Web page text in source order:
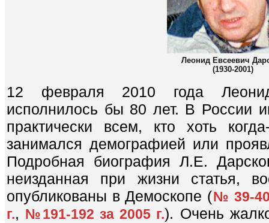
Леонид Евсеевич
(1930-2001)
12 февраля 2010 года
исполнилось бы 80 лет. В России
практически всем, кто хоть
занимался демографией или
Подробная биография Л.Е.
неизданная при жизни статья,
опубликованы в Демоскопе (№ 39-40
г., №191-192 за 2005 г.). Очень